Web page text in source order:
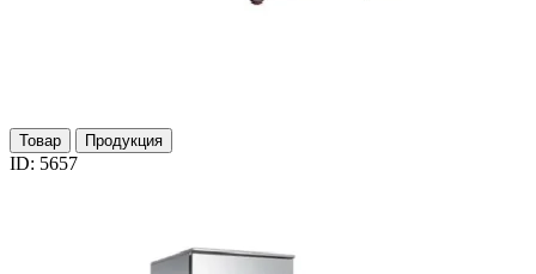
Товар Продукция
ID: 5657